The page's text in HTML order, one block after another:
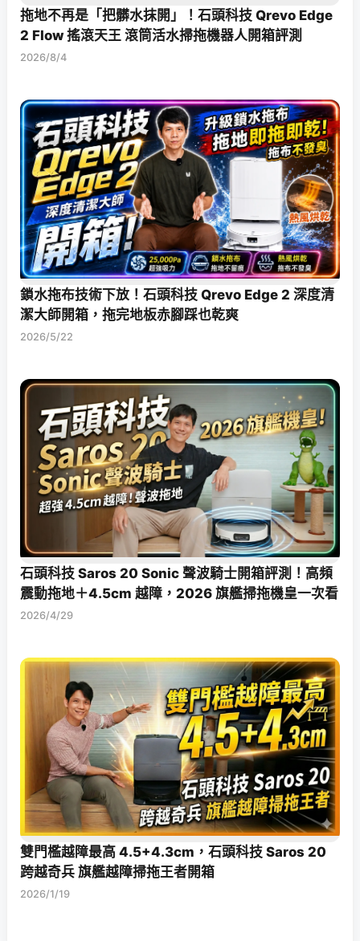
拖地不再是「把髒水抹開」！石頭科技 Qrevo Edge
2 Flow 搖滾天王 滾筒活水掃拖機器人開箱評測
2026/8/4
鎖水拖布技術下放！石頭科技 Qrevo Edge 2 深度清
潔大師開箱，拖完地板赤腳踩也乾爽
2026/5/22
石頭科技 Saros 20 Sonic 聲波騎士開箱評測！高頻
震動拖地＋4.5cm 越障，2026 旗艦掃拖機皇一次看
2026/4/29
雙門檻越障最高 4.5+4.3cm，石頭科技 Saros 20
跨越奇兵 旗艦越障掃拖王者開箱
2026/1/19